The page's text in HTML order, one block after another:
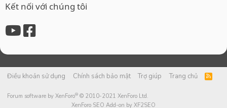
Kết nối với chúng tôi
Điều khoản sử dụng Chính sách bảo mật Trợ giúp Trang chủ
R
S
Forum software by XenForo® © 2010-2021 XenForo Ltd.
XenForo SEO Add-on by XF2SEO